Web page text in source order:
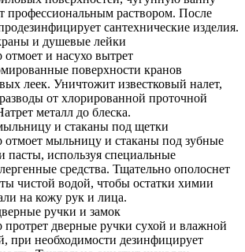
профессиональным раствором. После
сантехнические изделия.
и душевые лейки
и насухо вытрет
поверхности кранов
леек. Уничтожит известковый налет,
от хлорированной проточной
металл до блеска.
и стаканы под щетки
отмоет мыльницу и стаканы под зубные
пасты, используя специальные
средства. Тщательно ополоснет
чистой водой, чтобы остатки химии
на кожу рук и лица.
ручки и замок
протрет дверные ручки сухой и влажной
при необходимости дезинфицирует